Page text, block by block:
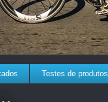
Testes de produtos